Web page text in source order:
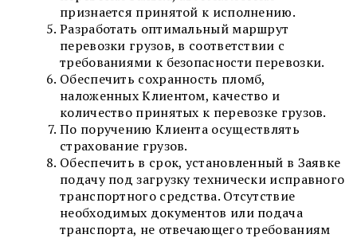
признается принятой к исполнению.
Разработать оптимальный маршрут
перевозки грузов, в соответствии с
требованиями к безопасности перевозки.
Обеспечить сохранность пломб,
наложенных Клиентом, качество и
количество принятых к перевозке грузов.
По поручению Клиента осуществлять
страхование грузов.
Обеспечить в срок, установленный в Заявке
подачу под загрузку технически исправного
транспортного средства. Отсутствие
необходимых документов или подача
транспорта, не отвечающего требованиям